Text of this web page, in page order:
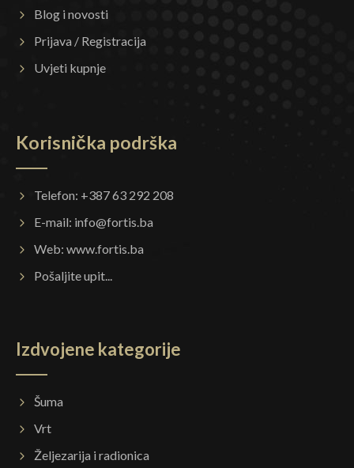
Blog i novosti
Prijava / Registracija
Uvjeti kupnje
Korisnička podrška
Telefon: +387 63 292 208
E-mail: info@fortis.ba
Web: www.fortis.ba
Pošaljite upit...
Izdvojene kategorije
Šuma
Vrt
Željezarija i radionica